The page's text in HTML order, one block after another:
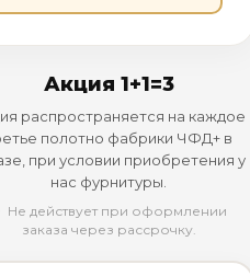
Акция 1+1=3
распространяется на каждое
полотно фабрики ЧФД+ в
при условии приобретения у
нас фурнитуры.
Не действует при оформлении
заказа через рассрочку.